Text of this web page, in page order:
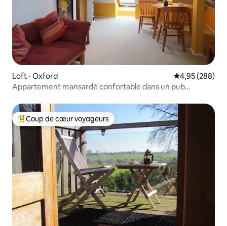
Loft ⋅ Oxford Évaluation
4,95 (288)
Appartement mansardé confortable dans un pub
Coups de cœur voyageurs les plus appréciés
Coup de cœur voyageurs